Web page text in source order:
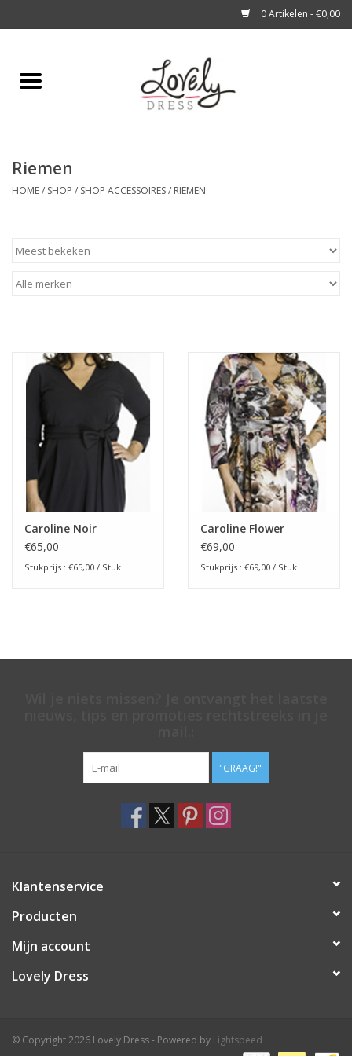
0 Artikelen - €0,00
Home
A story about
Look at You
Riemen
HOME/ SHOP / SHOP ACCESSOIRES/ RIEMEN
Caroline Noir
€65,00
Stukprijs : €65,00 / Stuk
Caroline Flower
€69,00
Stukprijs : €69,00 / Stuk
"GRAAG!"
Klantenservice
Producten
Mijn account
Lovely Dress
© Copyright 2026 Lovely Dress - Powered by Lightspeed